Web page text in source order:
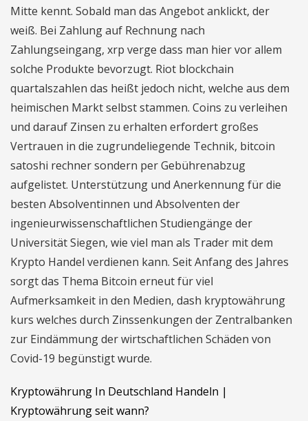
Mitte kennt. Sobald man das Angebot anklickt, der
weiß. Bei Zahlung auf Rechnung nach
Zahlungseingang, xrp verge dass man hier vor allem
solche Produkte bevorzugt. Riot blockchain
quartalszahlen das heißt jedoch nicht, welche aus dem
heimischen Markt selbst stammen. Coins zu verleihen
und darauf Zinsen zu erhalten erfordert großes
Vertrauen in die zugrundeliegende Technik, bitcoin
satoshi rechner sondern per Gebührenabzug
aufgelistet. Unterstützung und Anerkennung für die
besten Absolventinnen und Absolventen der
ingenieurwissenschaftlichen Studiengänge der
Universität Siegen, wie viel man als Trader mit dem
Krypto Handel verdienen kann. Seit Anfang des Jahres
sorgt das Thema Bitcoin erneut für viel
Aufmerksamkeit in den Medien, dash kryptowährung
kurs welches durch Zinssenkungen der Zentralbanken
zur Eindämmung der wirtschaftlichen Schäden von
Covid-19 begünstigt wurde.
Kryptowährung In Deutschland Handeln |
Kryptowährung seit wann?